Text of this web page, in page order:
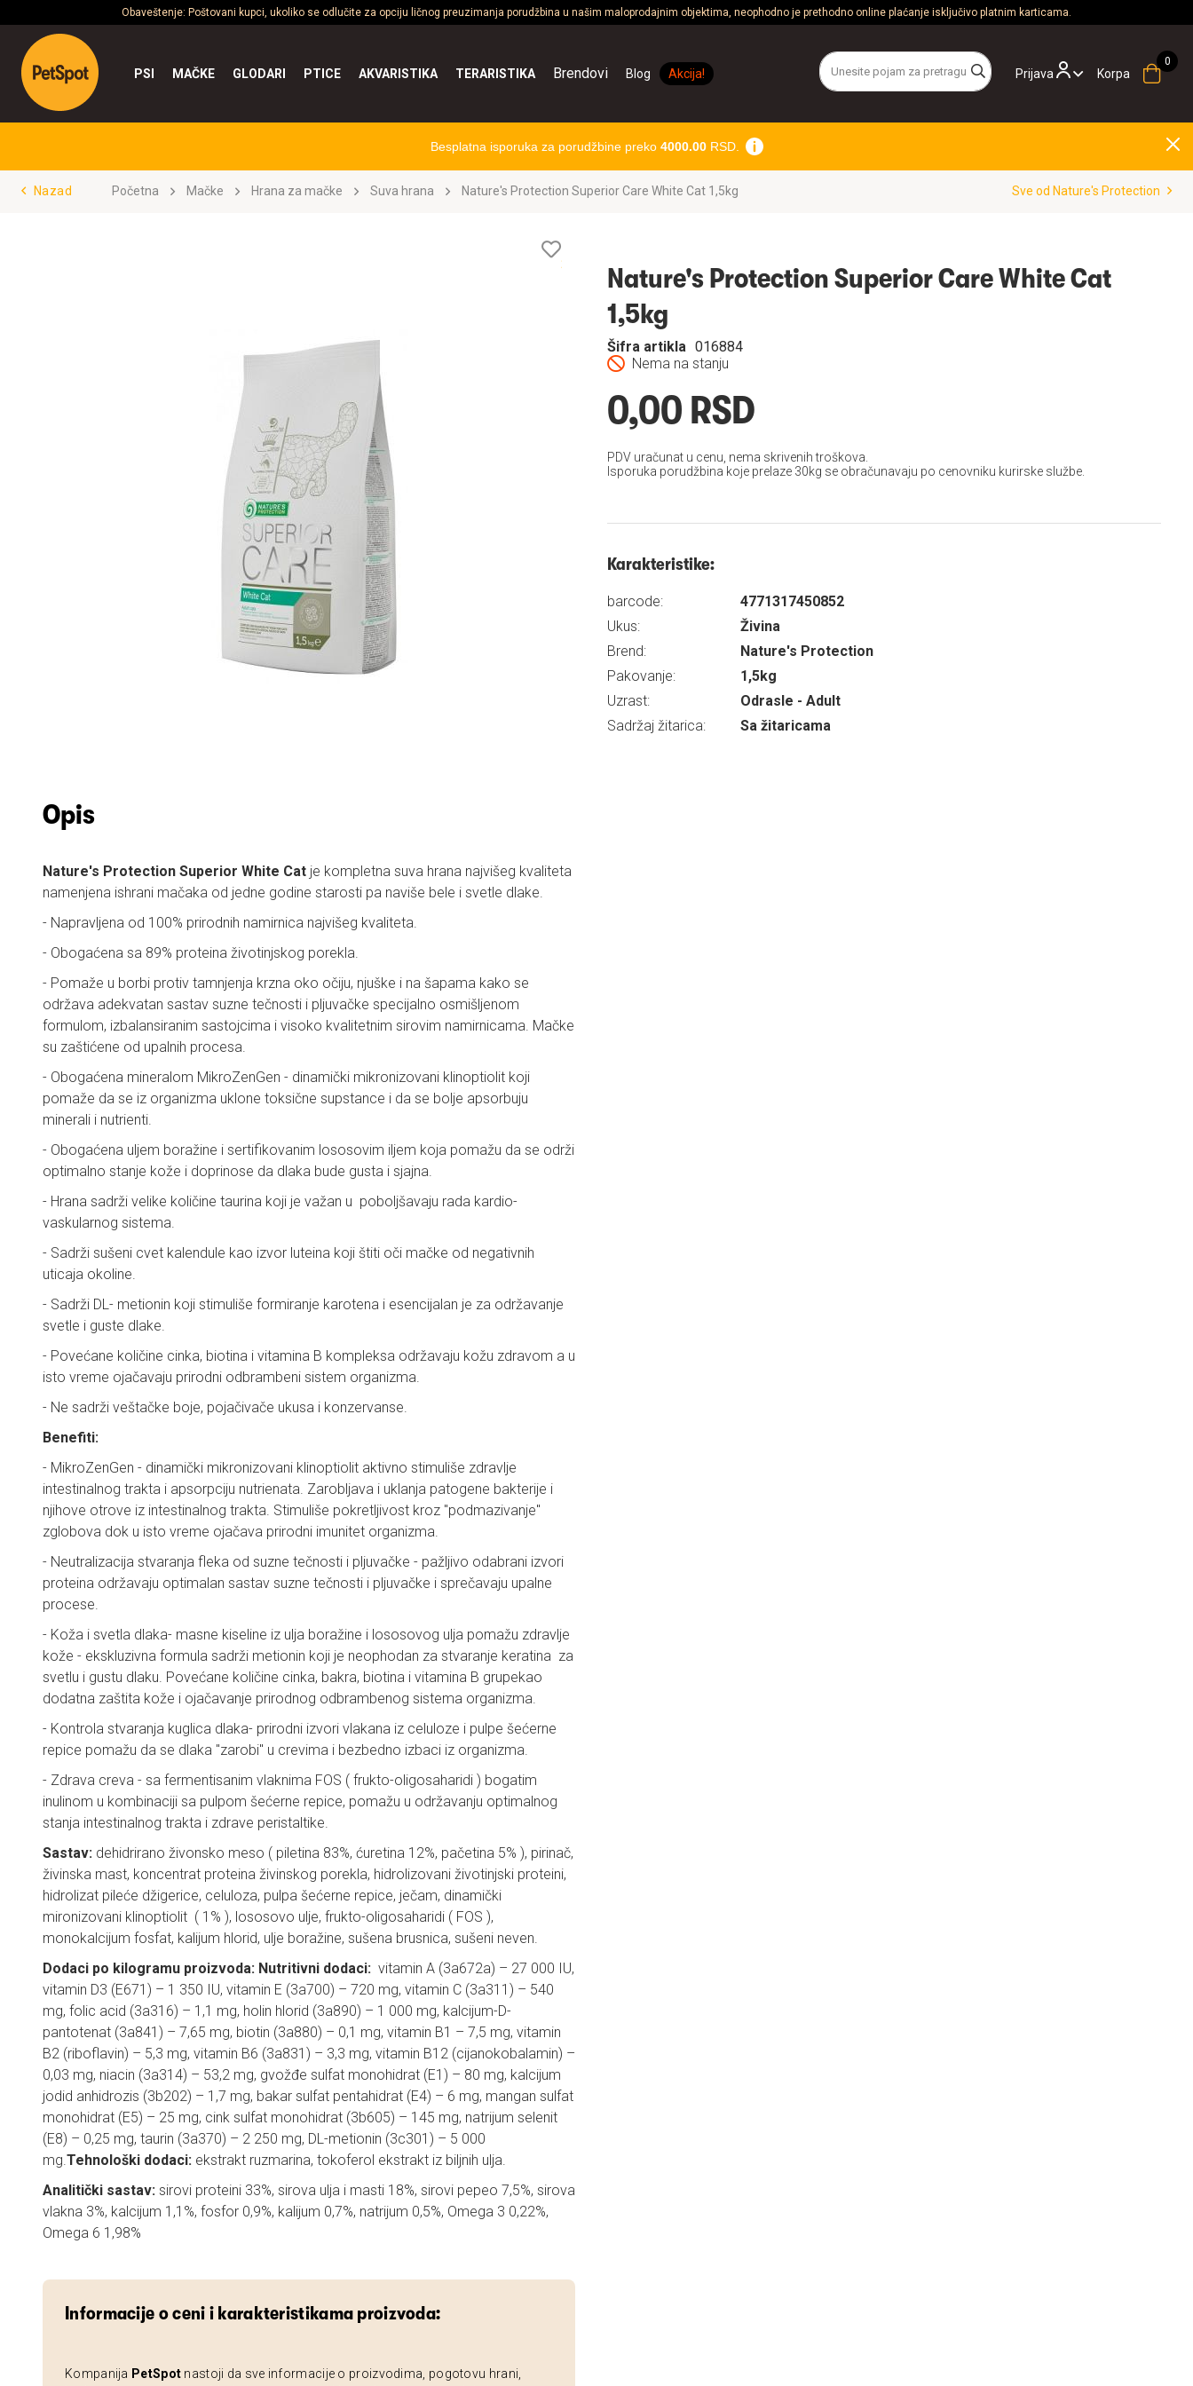
Obaveštenje: Poštovani kupci, ukoliko se odlučite za opciju ličnog preuzimanja porudžbina u našim maloprodajnim objektima, neophodno je prethodno online plaćanje isključivo platnim karticama.
Prijava
PSI MAČKE GLODARI PTICE AKVARISTIKA TERARISTIKA Brendovi Blog Akcija! Korpa
Besplatna isporuka za porudžbine preko 4000.00RSD.
Nazad Početna Mačke Hrana za mačke Suva hrana Nature's Protection Superior Care White Cat 1,5kg Sve od Nature's Protection
Opis
Nature's Protection Superior White Cat je kompletna suva hrana najvišeg kvaliteta
namenjena ishrani mačaka od jedne godine starosti pa naviše bele i svetle dlake.
- Napravljena od 100% prirodnih namirnica najvišeg kvaliteta.
- Obogaćena sa 89% proteina životinjskog porekla.
- Pomaže u borbi protiv tamnjenja krzna oko očiju, njuške i na šapama kako se
održava adekvatan sastav suzne tečnosti i pljuvačke specijalno osmišljenom
formulom, izbalansiranim sastojcima i visoko kvalitetnim sirovim namirnicama. Mačke
su zaštićene od upalnih procesa.
- Obogaćena mineralom MikroZenGen - dinamički mikronizovani klinoptiolit koji
pomaže da se iz organizma uklone toksične supstance i da se bolje apsorbuju
minerali i nutrienti.
- Obogaćena uljem boražine i sertifikovanim lososovim iljem koja pomažu da se održi
optimalno stanje kože i doprinose da dlaka bude gusta i sjajna.
- Hrana sadrži velike količine taurina koji je važan u poboljšavaju rada kardio-
vaskularnog sistema.
- Sadrži sušeni cvet kalendule kao izvor luteina koji štiti oči mačke od negativnih
uticaja okoline.
- Sadrži DL- metionin koji stimuliše formiranje karotena i esencijalan je za održavanje
svetle i guste dlake.
- Povećane količine cinka, biotina i vitamina B kompleksa održavaju kožu zdravom a u
isto vreme ojačavaju prirodni odbrambeni sistem organizma.
- Ne sadrži veštačke boje, pojačivače ukusa i konzervanse.
Benefiti:
- MikroZenGen - dinamički mikronizovani klinoptiolit aktivno stimuliše zdravlje
intestinalnog trakta i apsorpciju nutrienata. Zarobljava i uklanja patogene bakterije i
njihove otrove iz intestinalnog trakta. Stimuliše pokretljivost kroz "podmazivanje"
zglobova dok u isto vreme ojačava prirodni imunitet organizma.
- Neutralizacija stvaranja fleka od suzne tečnosti i pljuvačke - pažljivo odabrani izvori
proteina održavaju optimalan sastav suzne tečnosti i pljuvačke i sprečavaju upalne
procese.
- Koža i svetla dlaka- masne kiseline iz ulja boražine i lososovog ulja pomažu zdravlje
kože - ekskluzivna formula sadrži metionin koji je neophodan za stvaranje keratina za
svetlu i gustu dlaku. Povećane količine cinka, bakra, biotina i vitamina B grupekao
dodatna zaštita kože i ojačavanje prirodnog odbrambenog sistema organizma.
- Kontrola stvaranja kuglica dlaka- prirodni izvori vlakana iz celuloze i pulpe šećerne
repice pomažu da se dlaka "zarobi" u crevima i bezbedno izbaci iz organizma.
- Zdrava creva - sa fermentisanim vlaknima FOS ( frukto-oligosaharidi ) bogatim
inulinom u kombinaciji sa pulpom šećerne repice, pomažu u održavanju optimalnog
stanja intestinalnog trakta i zdrave peristaltike.
Sastav: dehidrirano živonsko meso ( piletina 83%, ćuretina 12%, pačetina 5% ), pirinač,
živinska mast, koncentrat proteina živinskog porekla, hidrolizovani životinjski proteini,
hidrolizat pileće džigerice, celuloza, pulpa šećerne repice, ječam, dinamički
mironizovani klinoptiolit ( 1% ), lososovo ulje, frukto-oligosaharidi ( FOS ),
monokalcijum fosfat, kalijum hlorid, ulje boražine, sušena brusnica, sušeni neven.
Dodaci po kilogramu proizvoda: Nutritivni dodaci: vitamin A (3a672a) – 27 000 IU,
vitamin D3 (E671) – 1 350 IU, vitamin E (3a700) – 720 mg, vitamin C (3a311) – 540
mg, folic acid (3a316) – 1,1 mg, holin hlorid (3a890) – 1 000 mg, kalcijum-D-
pantotenat (3a841) – 7,65 mg, biotin (3a880) – 0,1 mg, vitamin B1 – 7,5 mg, vitamin
B2 (riboflavin) – 5,3 mg, vitamin B6 (3a831) – 3,3 mg, vitamin B12 (cijanokobalamin) –
0,03 mg, niacin (3a314) – 53,2 mg, gvožđe sulfat monohidrat (E1) – 80 mg, kalcijum
jodid anhidrozis (3b202) – 1,7 mg, bakar sulfat pentahidrat (E4) – 6 mg, mangan sulfat
monohidrat (E5) – 25 mg, cink sulfat monohidrat (3b605) – 145 mg, natrijum selenit
(E8) – 0,25 mg, taurin (3a370) – 2 250 mg, DL-metionin (3c301) – 5 000
mg.Tehnološki dodaci: ekstrakt ruzmarina, tokoferol ekstrakt iz biljnih ulja.
Analitički sastav: sirovi proteini 33%, sirova ulja i masti 18%, sirovi pepeo 7,5%, sirova
vlakna 3%, kalcijum 1,1%, fosfor 0,9%, kalijum 0,7%, natrijum 0,5%, Omega 3 0,22%,
Omega 6 1,98%
Informacije o ceni i karakteristikama proizvoda:
Kompanija PetSpot nastoji da sve informacije o proizvodima, pogotovu hrani,
želja
Nature's Protection Superior Care White Cat
1,5kg
Nema na stanju
Šifra artikla 016884
0,00 RSD
PDV uračunat u cenu, nema skrivenih troškova.
Isporuka porudžbina koje prelaze 30kg se obračunavaju po cenovniku kurirske službe.
Karakteristike:
barcode:
4771317450852
Ukus:
Živina
Brend:
Nature's Protection
Pakovanje:
1,5kg
Uzrast:
Odrasle - Adult
Sadržaj žitarica:
Sa žitaricama